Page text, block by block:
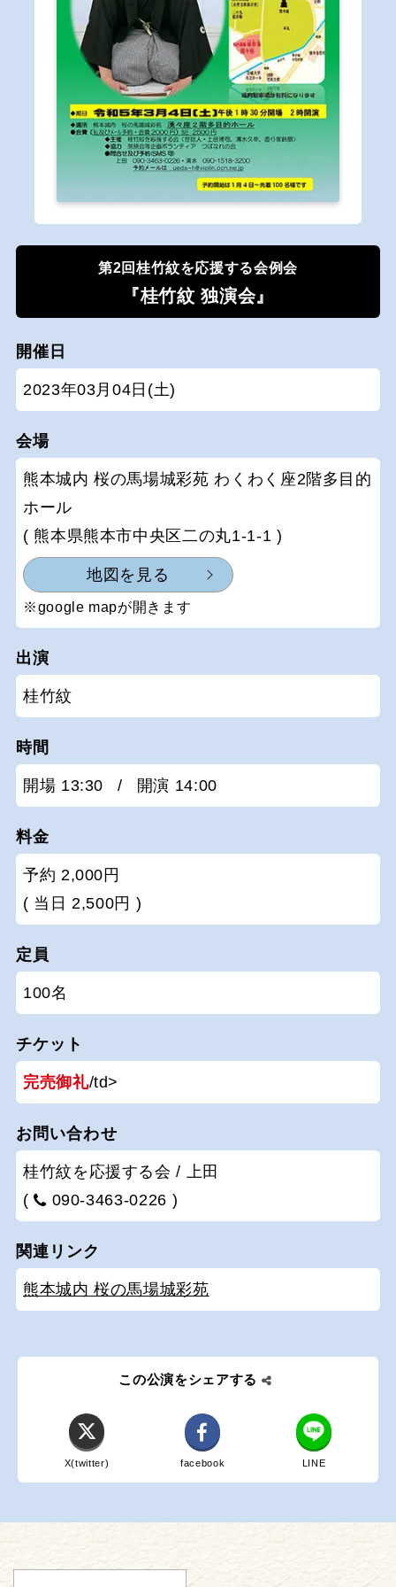
第2回桂竹紋を応援する会例会
『桂竹紋 独演会』
開催日
2023年03月04日(土)
会場
熊本城内 桜の馬場城彩苑 わくわく座2階多目的
ホール
( 熊本県熊本市中央区二の丸1-1-1 )
地図を見る
※google mapが開きます
出演
桂竹紋
時間
開場 13:30 / 開演 14:00
料金
予約 2,000円
( 当日 2,500円 )
定員
100名
チケット
完売御礼/td>
お問い合わせ
桂竹紋を応援する会 / 上田
(
090-3463-0226 )
関連リンク
熊本城内 桜の馬場城彩苑
この公演をシェアする
X(twitter) facebook LINE